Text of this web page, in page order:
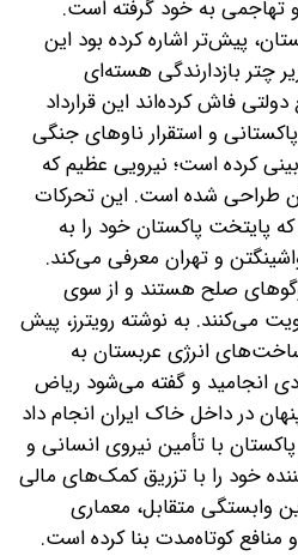
و تهاجمی به خود گرفته است.
پیش‌تر اشاره کرده بود‌ این
چتر بازدارندگی هسته‌ای
فاش کرده‌اند‌ این قرارداد
هزار سرباز پاکستانی و استقرار ناوهای جنگی
کرده است‌؛ نیرویی عظیم که
طراحی شده است. این تحرکات
پایتخت پاکستان خود را به‌
و تهران معرفی می‌کند.
صلح هستند و از سوی
می‌کنند. به نوشته رویترز، پیش
انرژی عربستان ‌به
انجامید و گفته می‌شود ریاض
در داخل خاک ایران انجام داد
با تأمین نیروی انسانی و
خود را با تزریق کمک‌های مالی
وابستگی متقابل، معماری
منافع کوتاه‌مدت بنا کرده است.